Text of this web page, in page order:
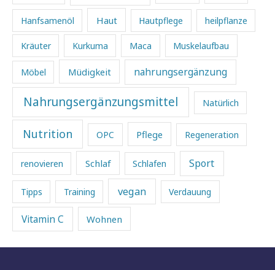
Hanfsamenöl Haut Hautpflege heilpflanze
Kräuter Kurkuma Maca Muskelaufbau
Möbel Müdigkeit nahrungsergänzung
Nahrungsergänzungsmittel Natürlich
Nutrition OPC Pflege Regeneration
renovieren Schlaf Schlafen Sport
Tipps Training vegan Verdauung
Vitamin C Wohnen